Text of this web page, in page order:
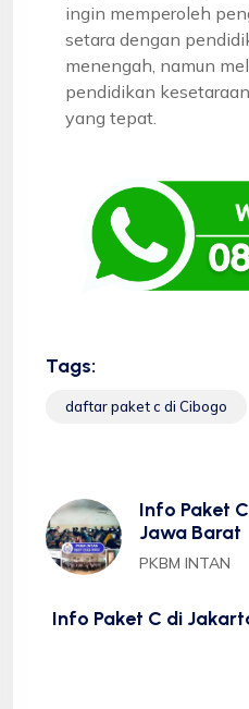
ingin memperoleh
setara dengan
menengah, namun
pendidikan
yang tepat.
Tags:
daftar paket c di Cibogo
Info Paket
Jawa Barat
PKBM INTAN
Info Paket C di